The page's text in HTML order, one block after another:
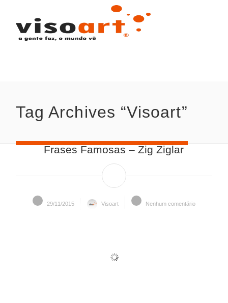
Tag Archives “Visoart”
Frases Famosas – Zig Ziglar
29/11/2015 Visoart Nenhum comentário